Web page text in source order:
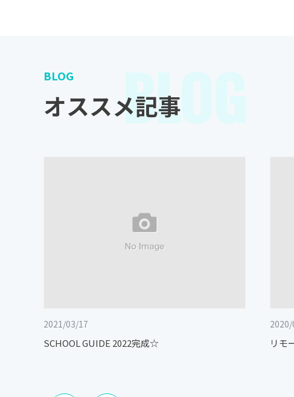
BLOG
オススメ記事
BLOG
2021/03/17
SCHOOL GUIDE 2022完成☆ リモ